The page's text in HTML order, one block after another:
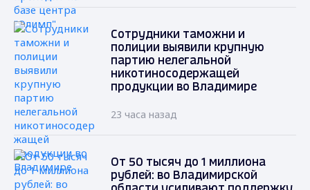
Сотрудники таможни и
полиции выявили крупную
партию нелегальной
никотиносодержащей
продукции во Владимире
23 часа назад
От 50 тысяч до 1 миллиона
рублей: во Владимирской